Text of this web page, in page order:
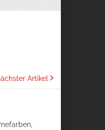
Artikel